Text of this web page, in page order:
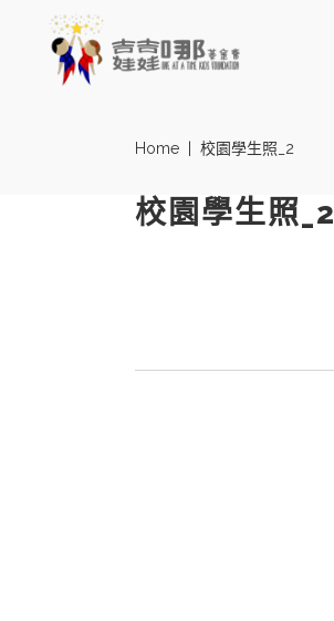
Home 校園學生照_2
校園學生照_2